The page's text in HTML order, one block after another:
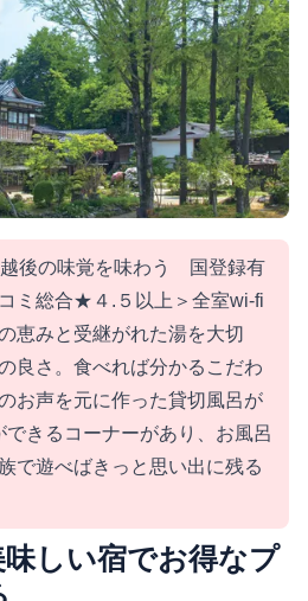
後の味覚を味わう 国登録有
ミ総合★４.５以上＞全室wi-fi
恵みと受継がれた湯を大切
良さ。食べれば分かるこだわ
お声を元に作った貸切風呂が
きるコーナーがあり、お風呂
で遊べばきっと思い出に残る
しい宿でお得なプ